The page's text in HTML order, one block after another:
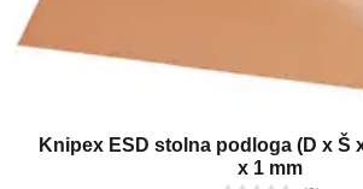
Knipex ESD stolna podloga (D x Š
x 1 mm